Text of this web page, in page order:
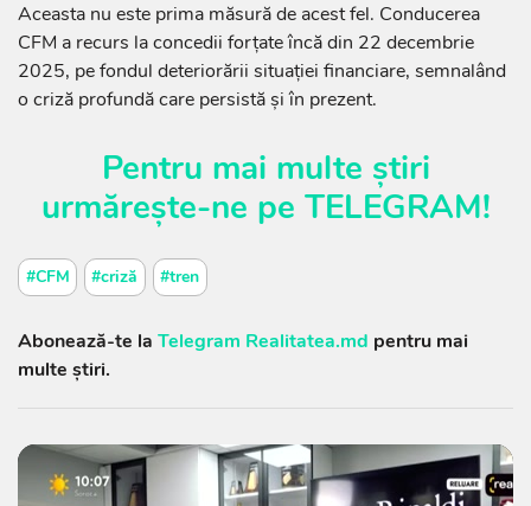
Aceasta nu este prima măsură de acest fel. Conducerea
CFM a recurs la concedii forțate încă din 22 decembrie
2025, pe fondul deteriorării situației financiare, semnalând
o criză profundă care persistă și în prezent.
Pentru mai multe știri
urmărește-ne pe TELEGRAM!
#CFM #criză #tren
Abonează-te la Telegram Realitatea.md pentru mai
multe știri.